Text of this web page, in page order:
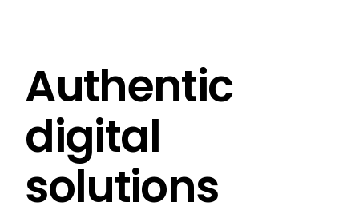
Authentic
digital
solutions